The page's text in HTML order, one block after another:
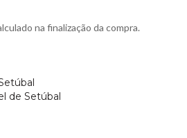
na finalização da compra.
de Setúbal